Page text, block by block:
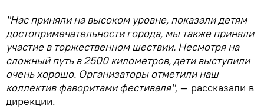
"Нас приняли на высоком уровне, показали детям
достопримечательности города, мы также приняли
участие в торжественном шествии. Несмотря на
сложный путь в 2500 километров, дети выступили
очень хорошо. Организаторы отметили наш
коллектив фаворитами фестиваля", — рассказали в
дирекции.